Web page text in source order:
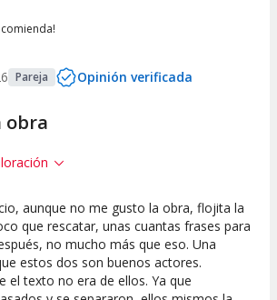
Pareja Opinión verificada
obra
5
Puesta en
Escena
5
Interpretación
artística
aunque no me gusto la obra, flojita la
que rescatar, unas cuantas frases para
no mucho más que eso. Una
estos dos son buenos actores.
el texto no era de ellos. Ya que